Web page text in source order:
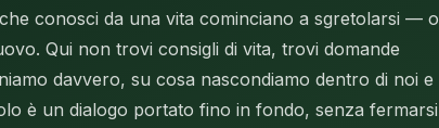
conosci da una vita cominciano a sgretolarsi — o
Qui non trovi consigli di vita, trovi domande
davvero, su cosa nascondiamo dentro di noi e
è un dialogo portato fino in fondo, senza fermarsi